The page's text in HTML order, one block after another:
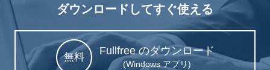
ダウンロードしてすぐ使える
無料
Fullfree のダウンロード
(Windows アプリ)